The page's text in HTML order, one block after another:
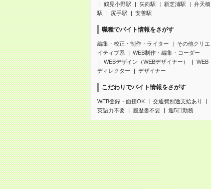
鶴見小野駅
矢向駅 新芝浦駅
弁天橋
駅
尻手駅 安善駅
職種でバイト情報をさがす
編集・校正・制作・ライター
その他クリエ
イティブ系
WEB制作・編集・コーダー
WEBデザイン（WEBデザイナー）
WEB
ディレクター
デザイナー
こだわりでバイト情報をさがす
WEB登録・面接OK
交通費別途支給あり
英語力不要
履歴書不要 週5日勤務